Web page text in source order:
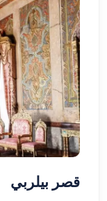
قصر بيلربي